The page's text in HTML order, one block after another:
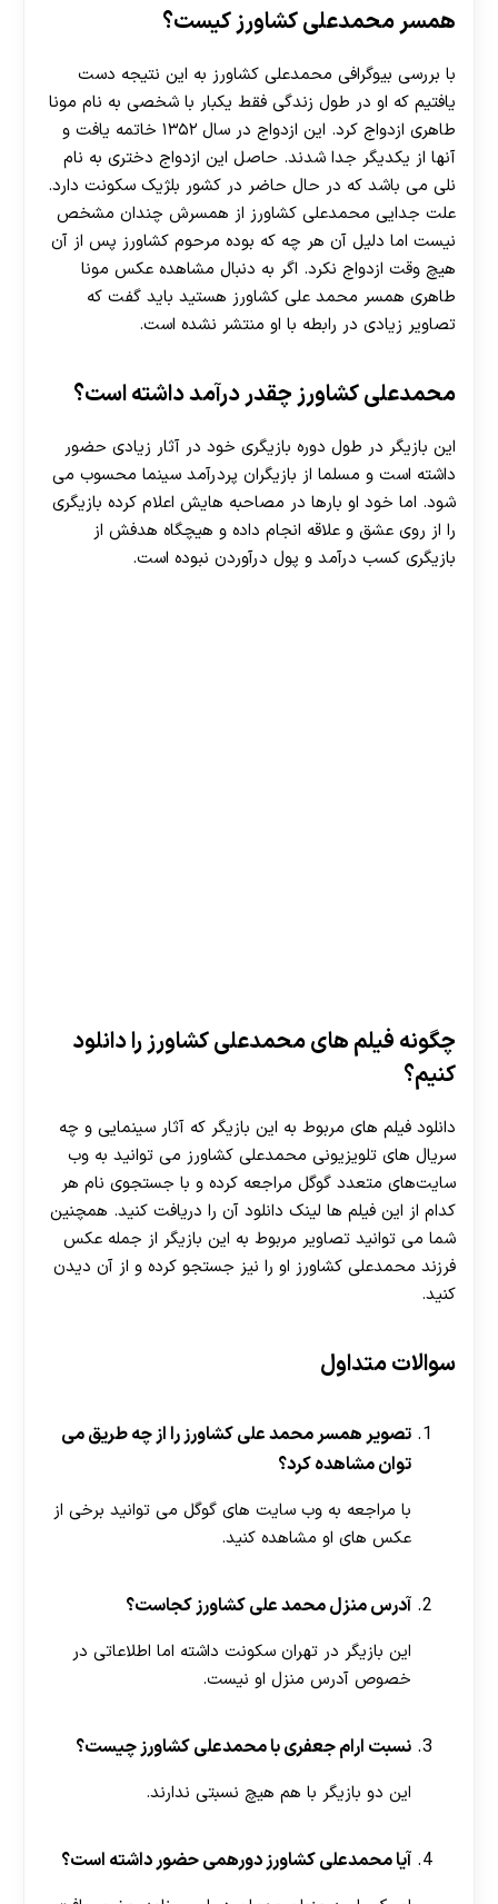
همسر محمدعلی کشاورز کیست؟
با بررسی بیوگرافی محمدعلی کشاورز به این نتیجه دست
یافتیم که او در طول زندگی فقط یکبار با شخصی به نام مونا
طاهری ازدواج کرد. این ازدواج در سال ۱۳۵۲ خاتمه یافت و
آنها از یکدیگر جدا شدند. حاصل این ازدواج دختری به نام
نلی می باشد که در حال حاضر در کشور بلژیک سکونت دارد.
علت جدایی محمدعلی کشاورز از همسرش چندان مشخص
نیست اما دلیل آن هر چه که بوده مرحوم کشاورز پس از آن
هیچ وقت ازدواج نکرد. اگر به دنبال مشاهده عکس مونا
طاهری همسر محمد علی کشاورز هستید باید گفت که
تصاویر زیادی در رابطه با او منتشر نشده است.
محمدعلی کشاورز چقدر درآمد داشته است؟
این بازیگر در طول دوره بازیگری خود در آثار زیادی حضور
داشته است و مسلما از بازیگران پردرآمد سینما محسوب می
شود. اما خود او بارها در مصاحبه‌ هایش اعلام کرده بازیگری
را از روی عشق و علاقه انجام داده و هیچگاه هدفش از
بازیگری کسب درآمد و پول درآوردن نبوده است.
چگونه فیلم های محمدعلی کشاورز را دانلود
کنیم؟
دانلود فیلم های مربوط به این بازیگر که آثار سینمایی و چه
سریال های تلویزیونی محمدعلی کشاورز می توانید به وب
سایت‌های متعدد گوگل مراجعه کرده و با جستجوی نام هر
کدام از این فیلم ها لینک دانلود آن را دریافت کنید. همچنین
شما می توانید تصاویر مربوط به این بازیگر از جمله عکس
فرزند محمدعلی کشاورز او را نیز جستجو کرده و از آن دیدن
کنید.
سوالات متداول
تصویر همسر محمد علی کشاورز را از چه طریق می
توان مشاهده کرد؟
با مراجعه به وب سایت های گوگل می توانید برخی از
عکس های او مشاهده کنید.
آدرس منزل محمد علی کشاورز کجاست؟
این بازیگر در تهران سکونت داشته اما اطلاعاتی در
خصوص آدرس منزل او نیست.
نسبت ارام جعفری با محمدعلی کشاورز چیست؟
این دو بازیگر با هم هیچ نسبتی ندارند.
آیا محمدعلی کشاورز دورهمی حضور داشته است؟